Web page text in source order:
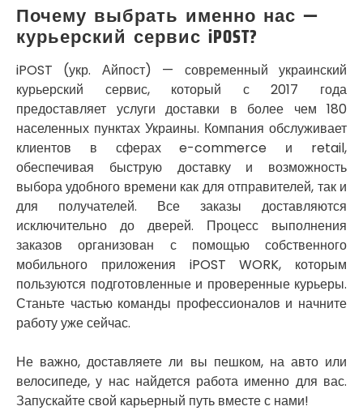
Почему выбрать именно нас —
курьерский сервис iPOST?
iPOST (укр. Айпост) — современный украинский
курьерский сервис, который с 2017 года
предоставляет услуги доставки в более чем 180
населенных пунктах Украины. Компания обслуживает
клиентов в сферах e-commerce и retail,
обеспечивая быструю доставку и возможность
выбора удобного времени как для отправителей, так и
для получателей. Все заказы доставляются
исключительно до дверей. Процесс выполнения
заказов организован с помощью собственного
мобильного приложения iPOST WORK, которым
пользуются подготовленные и проверенные курьеры.
Станьте частью команды профессионалов и начните
работу уже сейчас.
Не важно, доставляете ли вы пешком, на авто или
велосипеде, у нас найдется работа именно для вас.
Запускайте свой карьерный путь вместе с нами!
Пятихатки
Раздельная
Рени
Решетиловка
Ромны
Ровно
Рудное
Самбор
Счастливое
Шепетовка
Шостка
Шпола
Синельниково
Славута
Славутич
Слобожанское
Смела
Софиевская Борщаговка
Солоницевка
Староконстантинов
Старые Петровцы